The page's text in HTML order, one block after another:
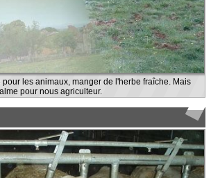
les animaux, manger de l'herbe fraîche. Mais
pour nous agriculteur.